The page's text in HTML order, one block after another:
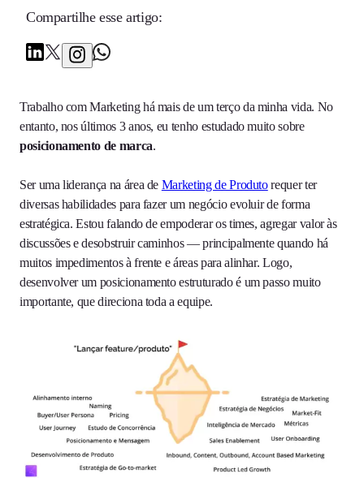
Compartilhe esse artigo:
Trabalho com Marketing há mais de um terço da minha vida. No
entanto, nos últimos 3 anos, eu tenho estudado muito sobre
posicionamento de marca.
Ser uma liderança na área de Marketing de Produtorequer ter
diversas habilidades para fazer um negócio evoluir de forma
estratégica. Estou falando de empoderar os times, agregar valor às
discussões e desobstruir caminhos — principalmente quando há
muitos impedimentos à frente e áreas para alinhar. Logo,
desenvolver um posicionamento estruturado é um passo muito
importante, que direciona toda a equipe.